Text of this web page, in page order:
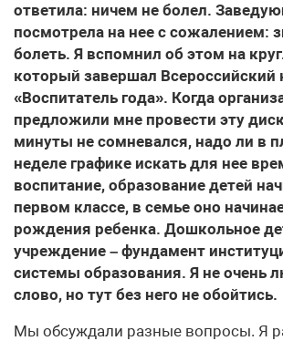
ответила: ничем не болел.
посмотрела на нее с сожалением:
болеть. Я вспомнил об этом на
который завершал Всероссийский
«Воспитатель года». Когда
предложили мне провести эту
минуты не сомневался, надо ли в
неделе графике искать для нее
воспитание, образование детей
первом классе, в семье оно
рождения ребенка. Дошкольное
учреждение – фундамент
системы образования. Я не очень
слово, но тут без него не обойтись.
Мы обсуждали разные вопросы. Я